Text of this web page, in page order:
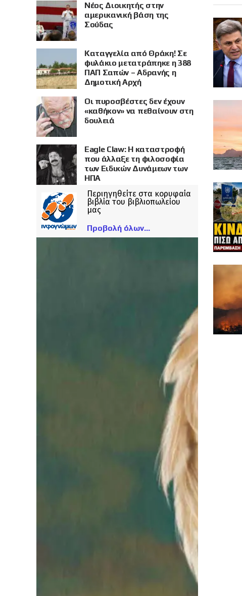
Νέος Διοικητής στην
αμερικανική βάση της
Σούδας
Καταγγελία από Θράκη! Σε
φυλάκιο μετατράπηκε η 388
ΠΑΠ Σαπών – Αδρανής η
Δημοτική Αρχή
Οι πυροσβέστες δεν έχουν
«καθήκον» να πεθαίνουν στη
δουλειά
Eagle Claw: Η καταστροφή
που άλλαξε τη φιλοσοφία
των Ειδικών Δυνάμεων των
ΗΠΑ
Περιηγηθείτε στα κορυφαία
βιβλία του βιβλιοπωλείου
μας
Προβολή όλων